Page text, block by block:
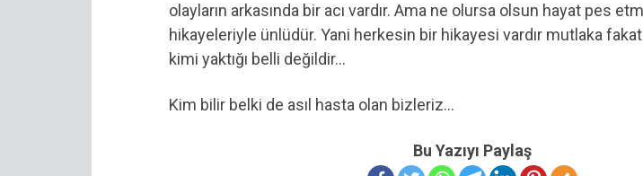
olayların arkasında bir acı vardır. Ama ne olursa olsun hayat pes
hikayeleriyle ünlüdür. Yani herkesin bir hikayesi vardır mutlaka fakat
kimi yaktığı belli değildir…
Kim bilir belki de asıl hasta olan bizleriz…
Bu Yazıyı Paylaş